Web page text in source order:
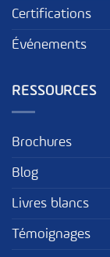
Certifications
Événements
RESSOURCES
Brochures
Blog
Livres blancs
Témoignages